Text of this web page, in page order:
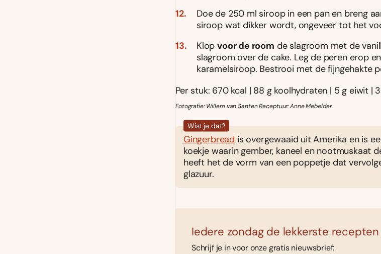
Doe de 250 ml siroop in een pan en breng
siroop wat dikker wordt, ongeveer tot het
Klopvoor de room de slagroom met de
slagroom over de cake. Leg de peren erop
karamelsiroop. Bestrooi met de fijngehakte
Per stuk: 670 kcal | 88 g koolhydraten | 5 g eiwit |
Fotografie: Willem van Santen Receptuur: Anne Mebelder
Wist je dat?
Gingerbread is overgewaaid uit Amerika en is
koekje waarin gember, kaneel en nootmuskaat
heeft het de vorm van een poppetje dat
glazuur.
Iedere zondag de lekkerste
Schrijf je in voor onze gratis nieuwsbrief: